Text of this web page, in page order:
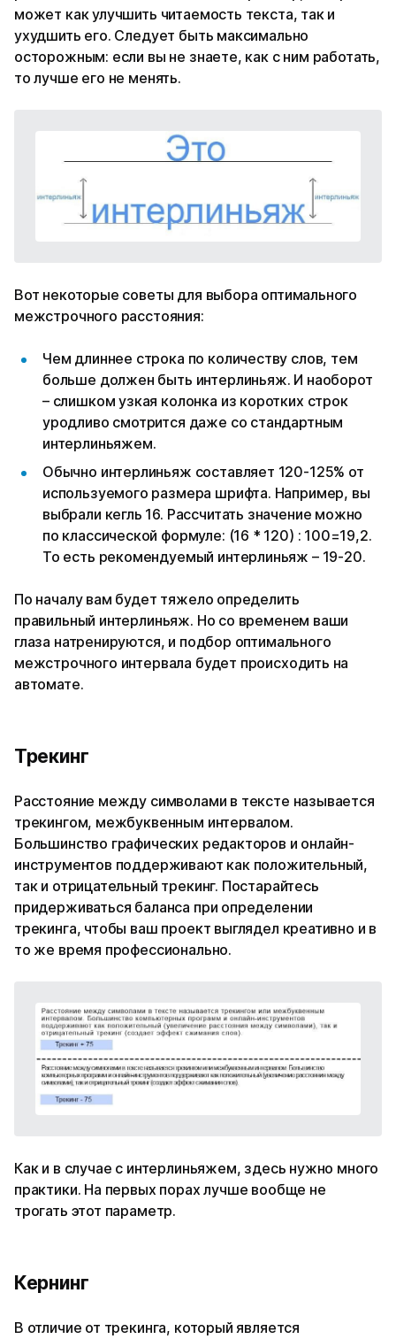
может как улучшить читаемость текста, так и
ухудшить его. Следует быть максимально
осторожным: если вы не знаете, как с ним работать,
то лучше его не менять.
Вот некоторые советы для выбора оптимального
межстрочного расстояния:
Чем длиннее строка по количеству слов, тем
больше должен быть интерлиньяж. И наоборот
– слишком узкая колонка из коротких строк
уродливо смотрится даже со стандартным
интерлиньяжем.
Обычно интерлиньяж составляет 120-125% от
используемого размера шрифта. Например, вы
выбрали кегль 16. Рассчитать значение можно
по классической формуле: (16 * 120) : 100=19,2.
То есть рекомендуемый интерлиньяж – 19-20.
По началу вам будет тяжело определить
правильный интерлиньяж. Но со временем ваши
глаза натренируются, и подбор оптимального
межстрочного интервала будет происходить на
автомате.
Трекинг
Расстояние между символами в тексте называется
трекингом, межбуквенным интервалом.
Большинство графических редакторов и онлайн-
инструментов поддерживают как положительный,
так и отрицательный трекинг. Постарайтесь
придерживаться баланса при определении
трекинга, чтобы ваш проект выглядел креативно и в
то же время профессионально.
Как и в случае с интерлиньяжем, здесь нужно много
практики. На первых порах лучше вообще не
трогать этот параметр.
Кернинг
В отличие от трекинга, который является